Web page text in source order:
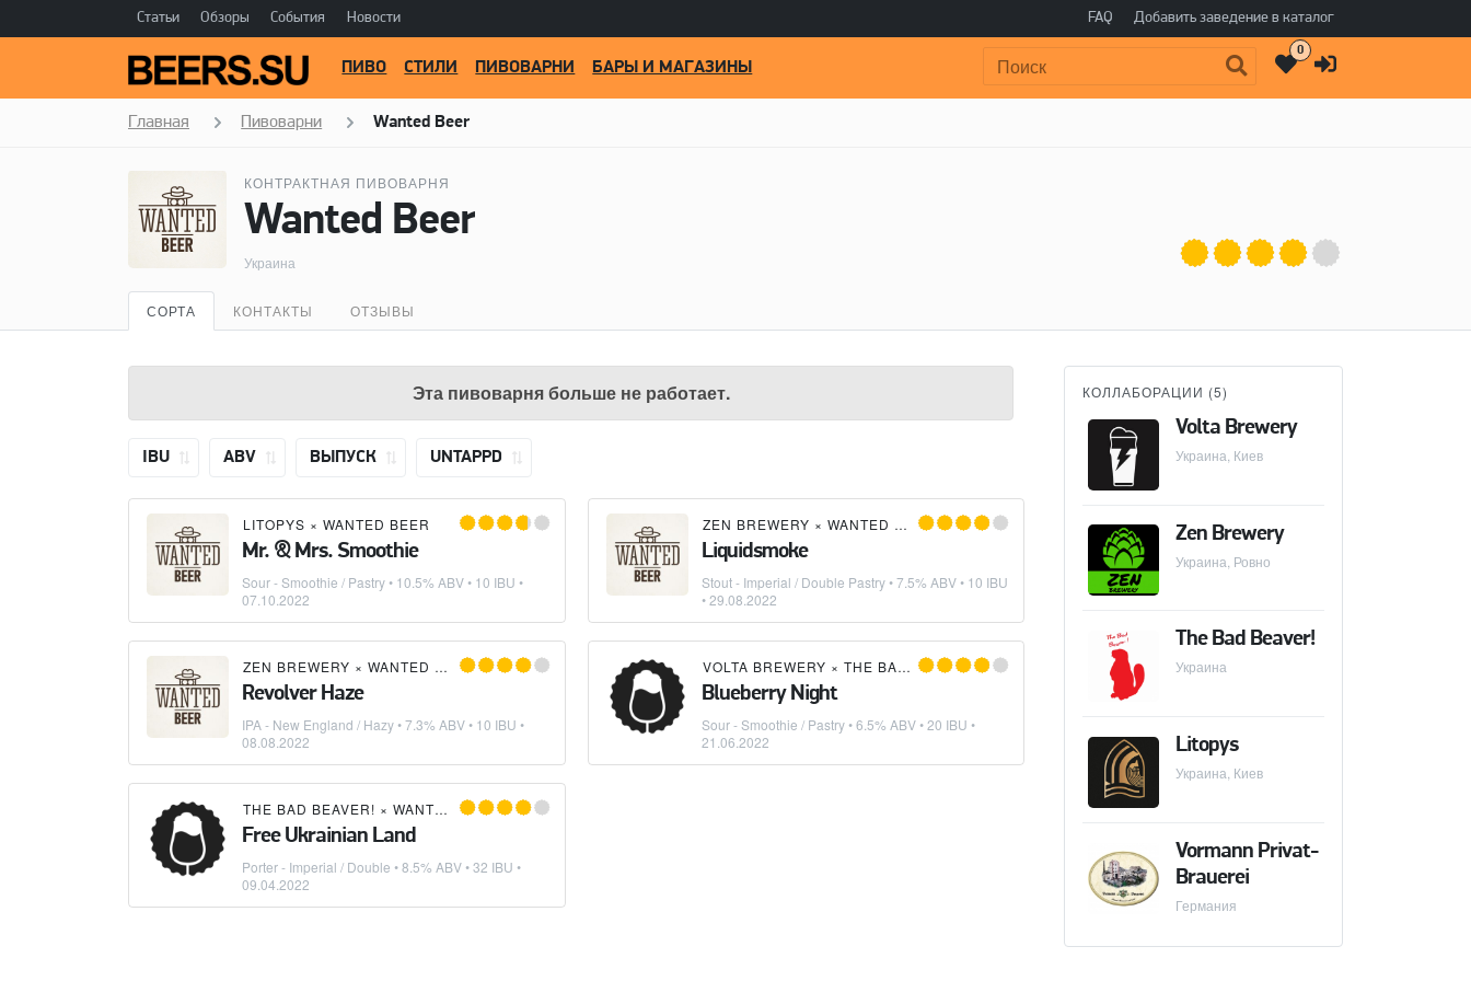
Статьи Обзоры События Новости FAQ Добавить заведение в каталог
Поиск:
ПИВО СТИЛИ ПИВОВАРНИ БАРЫ И МАГАЗИНЫ
0
Главная Пивоварни Wanted Beer
КОНТРАКТНАЯ ПИВОВАРНЯ
Wanted Beer
Украина
СОРТА КОНТАКТЫ ОТЗЫВЫ
Эта пивоварня больше не работает.
IBU ABV ВЫПУСК UNTAPPD
LITOPYS × WANTED BEER
Mr. & Mrs. Smoothie
Sour - Smoothie / Pastry• 10.5% ABV • 10 IBU •
07.10.2022
ZEN BREWERY × WANTED BEER
Liquidsmoke
Stout - Imperial / Double Pastry• 7.5% ABV • 10 IBU
•29.08.2022
ZEN BREWERY × WANTED BEER
Revolver Haze
IPA - New England / Hazy• 7.3% ABV • 10 IBU •
08.08.2022
VOLTA BREWERY × THE BAD BEAVER! ×WANTED BEER × VORMANN PRIVAT-BRAUEREI
Blueberry Night
Sour - Smoothie / Pastry• 6.5% ABV • 20 IBU •
21.06.2022
THE BAD BEAVER! × WANTED BEER
Free Ukrainian Land
Porter - Imperial / Double • 8.5% ABV • 32 IBU •
09.04.2022
КОЛЛАБОРАЦИИ (5)
Volta Brewery
Украина, Киев
Zen Brewery
Украина, Ровно
The Bad Beaver!
Украина
Litopys
Украина, Киев
Vormann Privat-
Brauerei
Германия